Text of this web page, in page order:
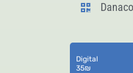
Digital
35₪